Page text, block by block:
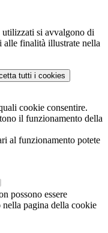
utilizzati si avvalgono di
alle finalità illustrate nella
tutti i cookies
cookie consentire.
il funzionamento della
al funzionamento potete
possono essere
pagina della cookie